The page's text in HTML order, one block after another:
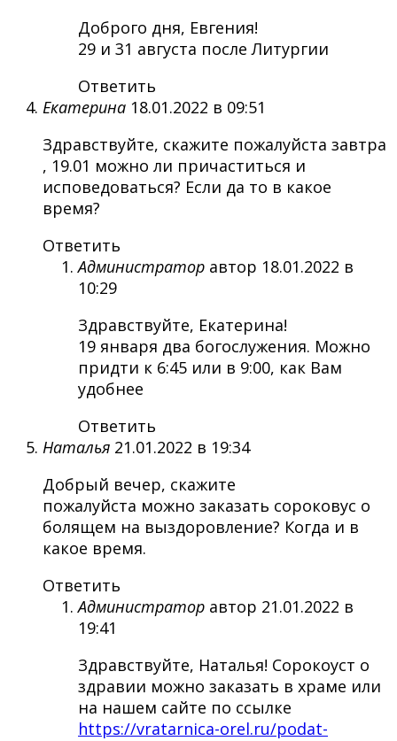
Доброго дня, Евгения!
29 и 31 августа после Литургии
Ответить
Екатерина 18.01.2022 в 09:51
Здравствуйте, скажите пожалуйста завтра
, 19.01 можно ли причаститься и
исповедоваться? Если да то в какое
время?
Ответить
Администратор автор 18.01.2022 в
10:29
Здравствуйте, Екатерина!
19 января два богослужения. Можно
придти к 6:45 или в 9:00, как Вам
удобнее
Ответить
Наталья 21.01.2022 в 19:34
Добрый вечер, скажите
пожалуйста можно заказать сороковус о
болящем на выздоровление? Когда и в
какое время.
Ответить
Администратор автор 21.01.2022 в
19:41
Здравствуйте, Наталья! Сорокоуст о
здравии можно заказать в храме или
на нашем сайте по ссылке
https://vratarnica-orel.ru/podat-